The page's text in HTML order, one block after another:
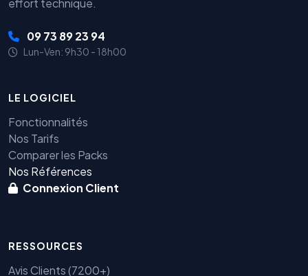
effort technique.
09 73 89 23 94
Lun-Ven: 9h30 - 18h00
LE LOGICIEL
Fonctionnalités
Nos Tarifs
Comparer les Packs
Nos Références
Connexion Client
RESSOURCES
Avis Clients (7200+)